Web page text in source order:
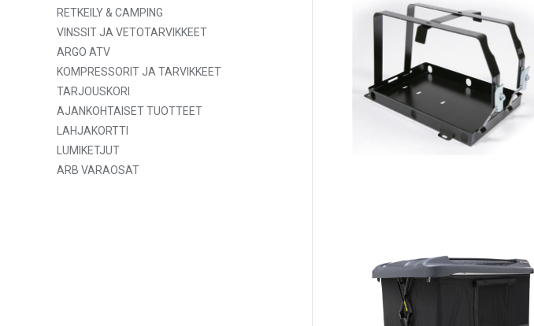
RETKEILY & CAMPING
VINSSIT JA VETOTARVIKKEET
ARGO ATV
KOMPRESSORIT JA TARVIKKEET
TARJOUSKORI
AJANKOHTAISET TUOTTEET
LAHJAKORTTI
LUMIKETJUT
ARB VARAOSAT